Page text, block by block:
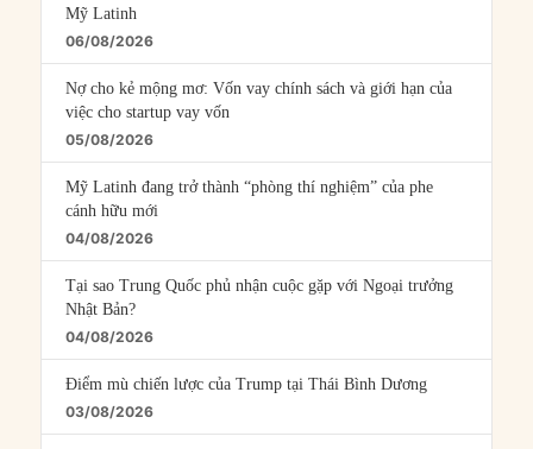
Mỹ Latinh
06/08/2026
Nợ cho kẻ mộng mơ: Vốn vay chính sách và giới hạn của
việc cho startup vay vốn
05/08/2026
Mỹ Latinh đang trở thành “phòng thí nghiệm” của phe
cánh hữu mới
04/08/2026
Tại sao Trung Quốc phủ nhận cuộc gặp với Ngoại trưởng
Nhật Bản?
04/08/2026
Điểm mù chiến lược của Trump tại Thái Bình Dương
03/08/2026